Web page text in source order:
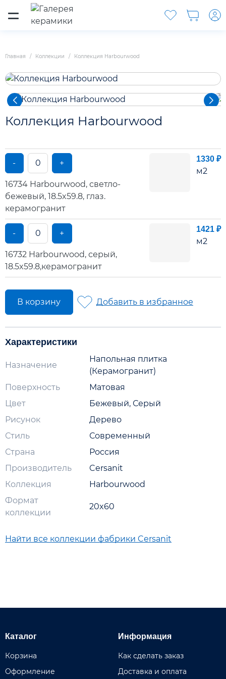
Главная Коллекции Коллекция Harbourwood
Коллекция Harbourwood
- +
16734 Harbourwood, светло-
бежевый, 18.5x59.8, глаз.
керамогранит
1330 ₽
м2
- +
16732 Harbourwood, серый,
18.5x59.8,керамогранит
1421 ₽
м2
В корзину Добавить в избранное
Характеристики
Назначение
Напольная плитка
(Керамогранит)
Поверхность
Матовая
Цвет
Бежевый, Серый
Рисунок
Дерево
Стиль
Современный
Страна
Россия
Производитель
Cersanit
Коллекция
Harbourwood
Формат
коллекции
20x60
Найти все коллекции фабрики Cersanit
Каталог
Корзина
Оформление
Информация
Как сделать заказ
Доставка и оплата